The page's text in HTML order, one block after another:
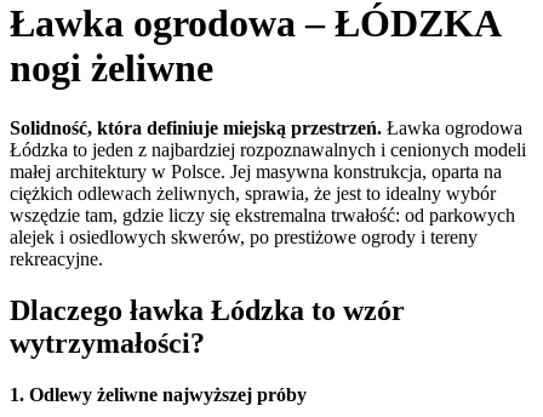
Ławka ogrodowa – ŁÓDZKA
nogi żeliwne
Solidność, która definiuje miejską przestrzeń. Ławka ogrodowa
Łódzka to jeden z najbardziej rozpoznawalnych i cenionych modeli
małej architektury w Polsce. Jej masywna konstrukcja, oparta na
ciężkich odlewach żeliwnych, sprawia, że jest to idealny wybór
wszędzie tam, gdzie liczy się ekstremalna trwałość: od parkowych
alejek i osiedlowych skwerów, po prestiżowe ogrody i tereny
rekreacyjne.
Dlaczego ławka Łódzka to wzór
wytrzymałości?
1. Odlewy żeliwne najwyższej próby